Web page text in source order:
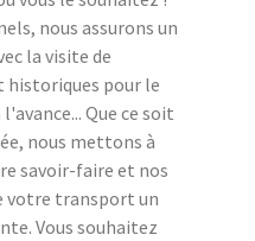
nous assurons un
la visite de
pour le
Que ce soit
nous mettons à
savoir-faire et nos
votre transport un
Vous souhaitez